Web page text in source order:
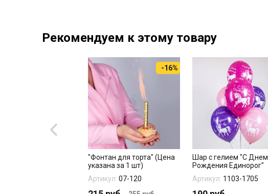
Рекомендуем к этому товару
-16%
"Фонтан для торта" (Цена
указана за 1 шт)
Артикул: 07-120
Шар с гелием "С Днем
Рождения Единорог"
Артикул: 1103-1705